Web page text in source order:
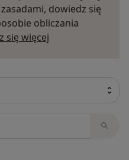
dowiedz się
obliczania
się więcej